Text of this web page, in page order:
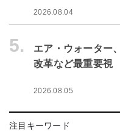
2026.08.04
5.
エア・ウォーター
改革など最重要視
2026.08.05
注目キーワード